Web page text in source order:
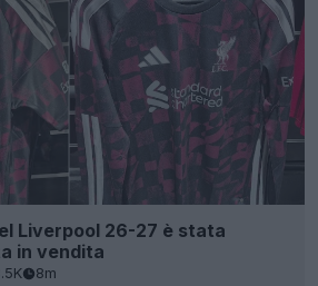
Liverpool 26-27 è stata
in vendita
8m